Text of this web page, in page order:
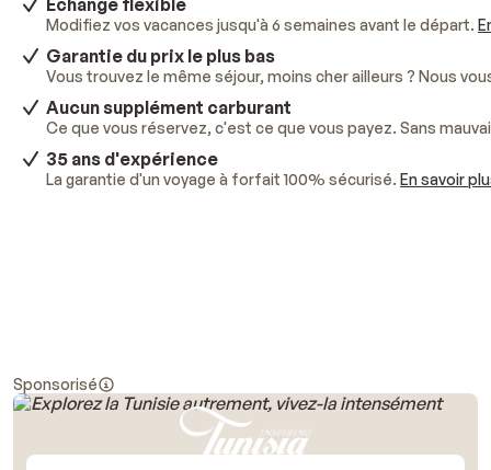
Échange flexible
Modifiez vos vacances jusqu'à 6 semaines avant le départ.
Garantie du prix le plus bas
Vous trouvez le même séjour, moins cher ailleurs ? Nous
Aucun supplément carburant
Ce que vous réservez, c'est ce que vous payez. Sans
35 ans d'expérience
La garantie d'un voyage à forfait 100% sécurisé. En savoir
Sponsorisé